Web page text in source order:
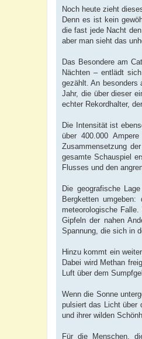
Noch heute zieht
Denn es ist kein
die fast jede Nacht
aber man sieht das
Das Besondere am
Nächten – entlädt
gezählt. An besonders
Jahr, die über dieser
echter Rekordhalter,
Die Intensität ist
über 400.000
Zusammensetzung
gesamte Schauspiel
Flusses und den
Die geografische
Bergketten
meteorologische
Gipfeln der nahen
Spannung, die sich in
Hinzu kommt ein
Dabei wird Methan
Luft über dem
Wenn die Sonne
pulsiert das Licht über
und ihrer wilden
Für die Menschen,